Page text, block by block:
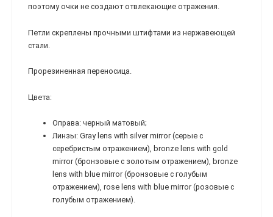
поэтому очки не создают отвлекающие отражения.
Петли скреплены прочными штифтами из нержавеющей
стали.
Прорезиненная переносица.
Цвета:
Оправа: черный матовый;
Линзы: Gray lens with silver mirror (серые с
серебристым отражением), bronze lens with gold
mirror (бронзовые с золотым отражением), bronze
lens with blue mirror (бронзовые с голубым
отражением), rose lens with blue mirror (розовые с
голубым отражением).